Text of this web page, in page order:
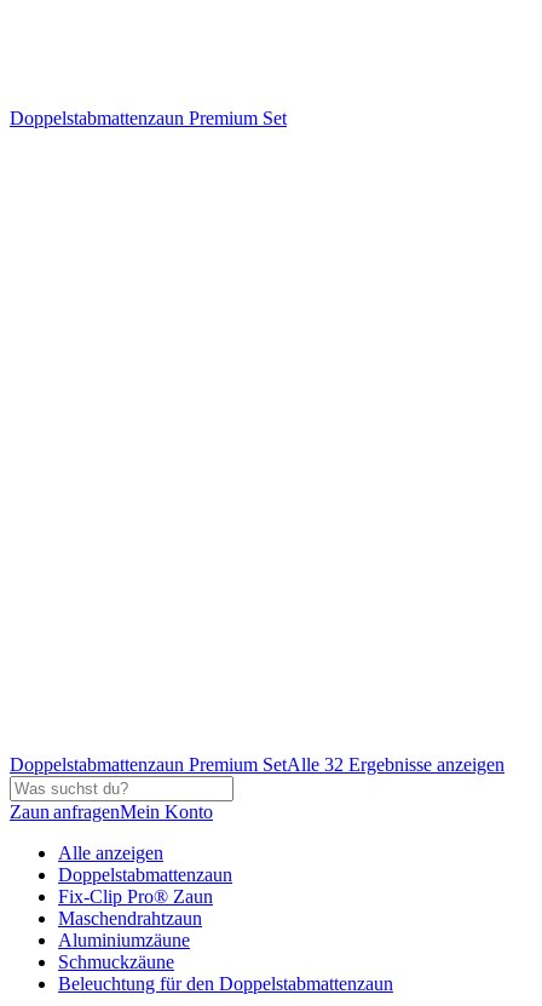
Doppelstabmattenzaun Premium Set
Doppelstabmattenzaun Premium SetAlle 32 Ergebnisse anzeigen
Zaun anfragenMein Konto
Alle anzeigen
Doppelstabmattenzaun
Fix-Clip Pro® Zaun
Maschendrahtzaun
Aluminiumzäune
Schmuckzäune
Beleuchtung für den Doppelstabmattenzaun